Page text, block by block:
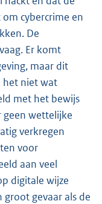
cybercrime en
De
Er komt
maar dit
het niet wat
met het bewijs
wettelijke
verkregen
voor
aan veel
digitale wijze
gevaar als de